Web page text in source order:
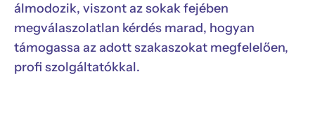
álmodozik, viszont az sokak fejében
megválaszolatlan kérdés marad, hogyan
támogassa az adott szakaszokat megfelelően,
profi szolgáltatókkal.